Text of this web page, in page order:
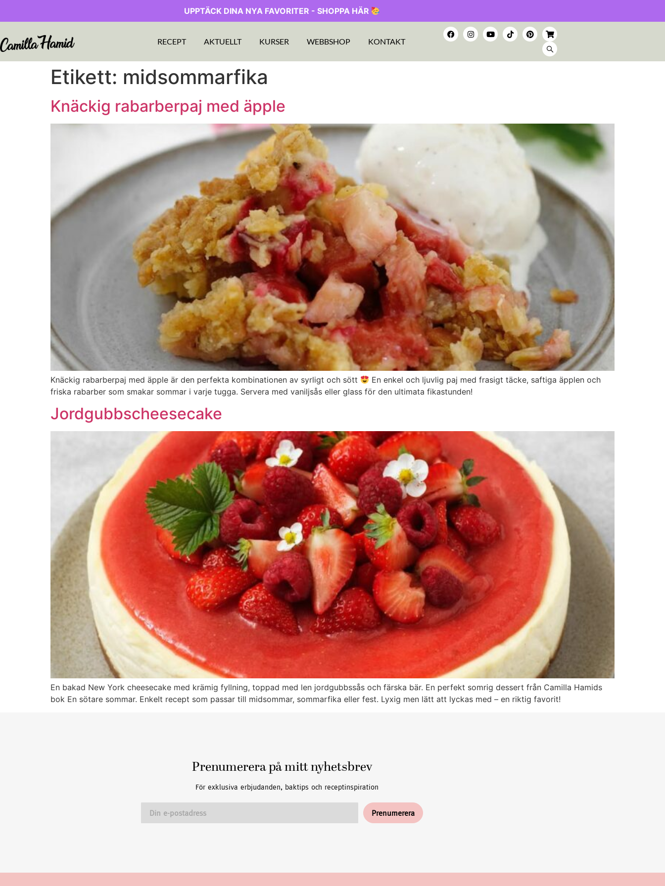
UPPTÄCK DINA NYA FAVORITER - SHOPPA HÄR
RECEPT AKTUELLT KURSER WEBBSHOP KONTAKT
Etikett: midsommarfika
Knäckig rabarberpaj med äpple
Knäckig rabarberpaj med äpple är den perfekta kombinationen av syrligt och sött
En enkel och ljuvlig paj med frasigt täcke, saftiga äpplen och
friska rabarber som smakar sommar i varje tugga. Servera med vaniljsås eller glass för den ultimata fikastunden!
Jordgubbscheesecake
En bakad New York cheesecake med krämig fyllning, toppad med len jordgubbssås och färska bär. En perfekt somrig dessert från Camilla Hamids
bok En sötare sommar. Enkelt recept som passar till midsommar, sommarfika eller fest. Lyxig men lätt att lyckas med – en riktig favorit!
Prenumerera på mitt nyhetsbrev
För exklusiva erbjudanden, baktips och receptinspiration